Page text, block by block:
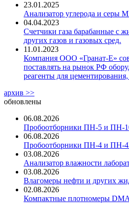
23.01.2025
Анализатор углерода и серы
04.04.2023
Счетчики газа барабанные с
других газов и газовых сред.
11.01.2023
Компания ООО «Гранат-Е»
поставлять на рынок РФ
реагенты для
архив >>
обновлены
06.08.2026
Пробоотборники ПН-5 и ПН-
06.08.2026
Пробоотборники ПН-4 и ПН-
03.08.2026
Анализатор влажности
03.08.2026
Влагомеры нефти и других
02.08.2026
Компактные плотномеры